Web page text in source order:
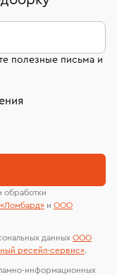
возврата
на
полезные письма и
обработки
и ООО
данных ООО
ресейл-сервиc».
информационных